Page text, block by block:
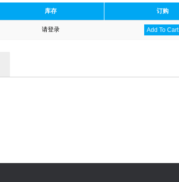
库存 订购
请登录 Add To Cart